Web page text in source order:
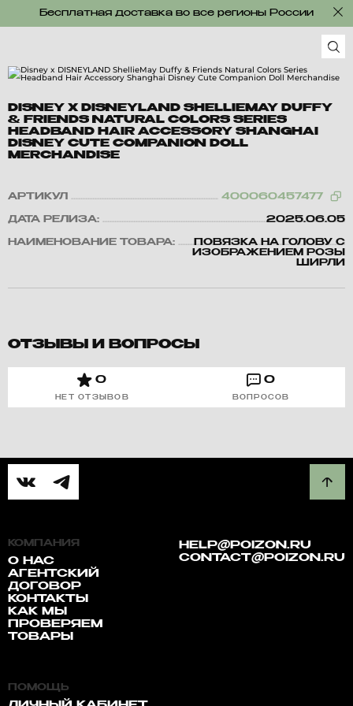
Бесплатная доставка во все регионы России
DISNEY X DISNEYLAND SHELLIEMAY DUFFY
& FRIENDS NATURAL COLORS SERIES
HEADBAND HAIR ACCESSORY SHANGHAI
DISNEY CUTE COMPANION DOLL
MERCHANDISE
АРТИКУЛ 400060457477
ДАТА РЕЛИЗА: 2025.06.05
НАИМЕНОВАНИЕ ТОВАРА:
ПОВЯЗКА НА ГОЛОВУ С
ИЗОБРАЖЕНИЕМ РОЗЫ
ШИРЛИ
ОТЗЫВЫ И ВОПРОСЫ
0
НЕТ ОТЗЫВОВ
0
ВОПРОСОВ
КОМПАНИЯ
О НАС
АГЕНТСКИЙ
ДОГОВОР
КОНТАКТЫ
КАК МЫ
ПРОВЕРЯЕМ
ТОВАРЫ
HELP@POIZON.RU
CONTACT@POIZON.RU
ПОМОЩЬ